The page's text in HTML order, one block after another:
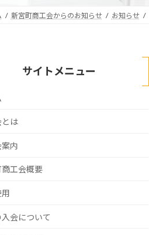
新宮町商工会からのお知らせ お知らせ
サイトメニュー
とは
内
工会概要
会について